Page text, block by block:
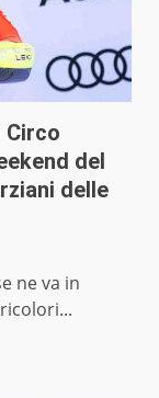
Circo
del
delle
ne va in